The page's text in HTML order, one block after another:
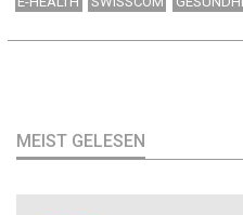
MEIST GELESEN